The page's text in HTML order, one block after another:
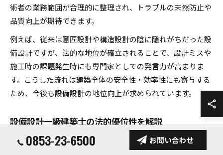
術者の業務範囲が合理的に整理され、トラブルの未然防止や
品質向上が期待できます。
例えば、従来は意匠設計や構造設計の陰に隠れがちだった設
備設計ですが、法的な地位が確立されることで、設計ミスや
施工時の課題発生時にも専門家としての発言力が高まりま
す。こうした流れは建築全体の安全性・効率性にも寄与する
ため、今後も設備設計の地位向上が求められています。
設備設計一級建築士の法的優位性を解説
設備設計一級建築士は、建築設備分野において高度な専門知
識と技術を有することが法的に認められています。この資格
0853-23-6500 お問い合わせ